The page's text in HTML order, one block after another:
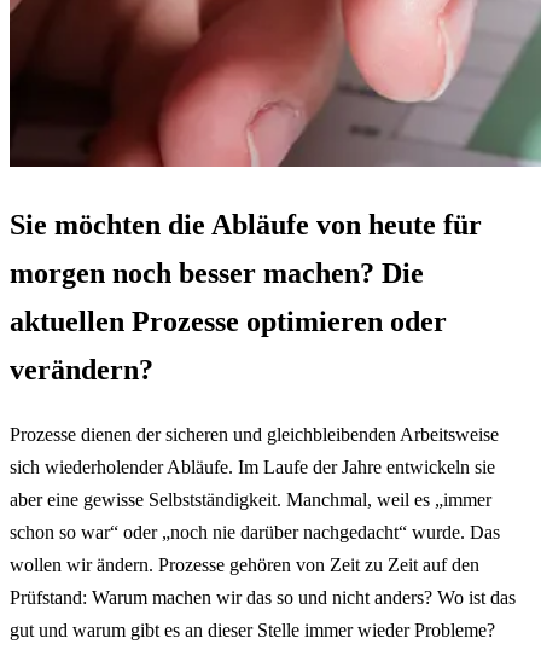
Sie möchten die Abläufe von heute für
morgen noch besser machen? Die
aktuellen Prozesse optimieren oder
verändern?
Prozesse dienen der sicheren und gleichbleibenden Arbeitsweise
sich wiederholender Abläufe. Im Laufe der Jahre entwickeln sie
aber eine gewisse Selbstständigkeit. Manchmal, weil es „immer
schon so war“ oder „noch nie darüber nachgedacht“ wurde. Das
wollen wir ändern. Prozesse gehören von Zeit zu Zeit auf den
Prüfstand: Warum machen wir das so und nicht anders? Wo ist das
gut und warum gibt es an dieser Stelle immer wieder Probleme?